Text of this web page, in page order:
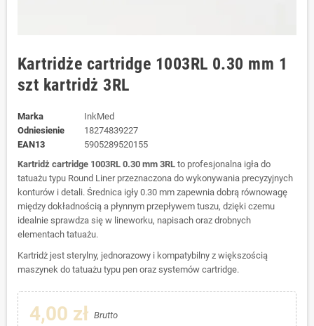
Kartridże cartridge 1003RL 0.30 mm 1
szt kartridż 3RL
Marka
InkMed
Odniesienie
18274839227
EAN13
5905289520155
Kartridż cartridge 1003RL 0.30 mm 3RL to profesjonalna igła do
tatuażu typu Round Liner przeznaczona do wykonywania precyzyjnych
konturów i detali. Średnica igły 0.30 mm zapewnia dobrą równowagę
między dokładnością a płynnym przepływem tuszu, dzięki czemu
idealnie sprawdza się w lineworku, napisach oraz drobnych
elementach tatuażu.
Kartridż jest sterylny, jednorazowy i kompatybilny z większością
maszynek do tatuażu typu pen oraz systemów cartridge.
4,00 zł Brutto